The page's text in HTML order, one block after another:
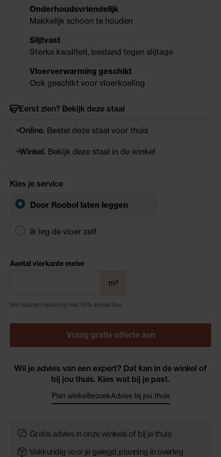
Onderhoudsvriendelijk
Makkelijk schoon te houden
Slijtvast
Sterke kwaliteit, bestand tegen slijtage
Vloerverwarming geschikt
Ook geschikt voor vloerkoeling
Eerst zien? Bekijk deze staal
Online. Bestel deze staal voor thuis
Winkel. Bekijk deze staal in de winkel
Kies je service
Door Roobol laten leggen
Ik leg de vloer zelf
Aantal vierkante meter
m²
We houden rekening met 10% snijverlies.
Vraag gratis offerte aan
Wil je advies van een expert? Dat kan in de winkel of
bij jou thuis. Kies wat bij je past.
Plan winkelbezoekAdvies bij jou thuis
Gratis advies in onze winkels of bij je thuis
Vakkundig voor je gelegd, planning in overleg